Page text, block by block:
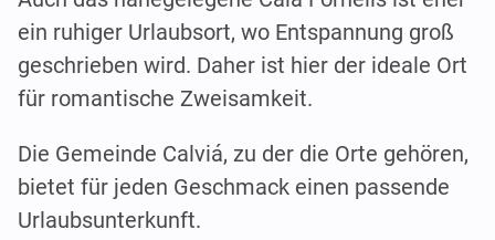
ein ruhiger Urlaubsort, wo Entspannung groß
geschrieben wird. Daher ist hier der ideale Ort
für romantische Zweisamkeit.
Die Gemeinde Calviá, zu der die Orte gehören,
bietet für jeden Geschmack einen passende
Urlaubsunterkunft.